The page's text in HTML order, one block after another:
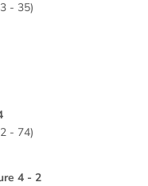
- 35)
- 74)
4 - 2